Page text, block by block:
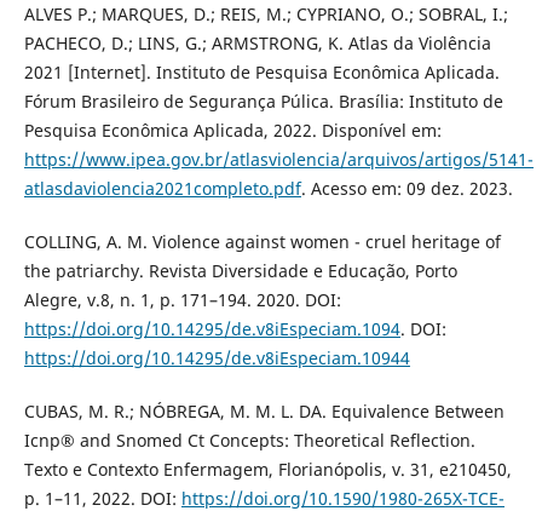
ALVES P.; MARQUES, D.; REIS, M.; CYPRIANO, O.; SOBRAL, I.;
PACHECO, D.; LINS, G.; ARMSTRONG, K. Atlas da Violência
2021 [Internet]. Instituto de Pesquisa Econômica Aplicada.
Fórum Brasileiro de Segurança Púlica. Brasília: Instituto de
Pesquisa Econômica Aplicada, 2022. Disponível em:
https://www.ipea.gov.br/atlasviolencia/arquivos/artigos/5141-
atlasdaviolencia2021completo.pdf. Acesso em: 09 dez. 2023.
COLLING, A. M. Violence against women - cruel heritage of
the patriarchy. Revista Diversidade e Educação, Porto
Alegre, v.8, n. 1, p. 171–194. 2020. DOI:
https://doi.org/10.14295/de.v8iEspeciam.1094. DOI:
https://doi.org/10.14295/de.v8iEspeciam.10944
CUBAS, M. R.; NÓBREGA, M. M. L. DA. Equivalence Between
Icnp® and Snomed Ct Concepts: Theoretical Reflection.
Texto e Contexto Enfermagem, Florianópolis, v. 31, e210450,
p. 1–11, 2022. DOI: https://doi.org/10.1590/1980-265X-TCE-